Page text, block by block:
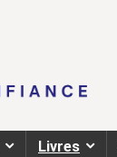
Livres